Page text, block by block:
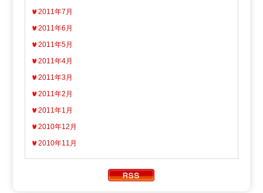
2011年7月
2011年6月
2011年5月
2011年4月
2011年3月
2011年2月
2011年1月
2010年12月
2010年11月